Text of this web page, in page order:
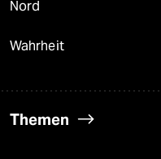
Nord
Wahrheit
Themen